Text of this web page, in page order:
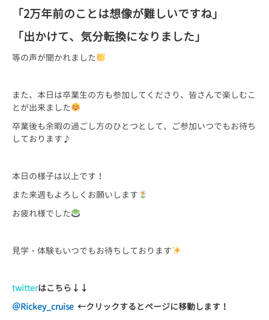
「2万年前のことは想像が難しいですね」
「出かけて、気分転換になりました」
等の声が聞かれました
また、本日は卒業生の方も参加してくださり、皆さんで楽しむこ
とが出来ました
卒業後も余暇の過ごし方のひとつとして、ご参加いつでもお待ち
しております♪
本日の様子は以上です！
また来週もよろしくお願いします
お疲れ様でした
見学・体験もいつでもお待ちしております
twitterはこちら ↓↓
＠Rickey_cruise ←クリックするとページに移動します！